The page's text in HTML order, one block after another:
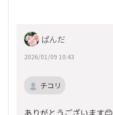
ぱんだ
2026/01/09 10:43
チコリ
ありがとうございます😊